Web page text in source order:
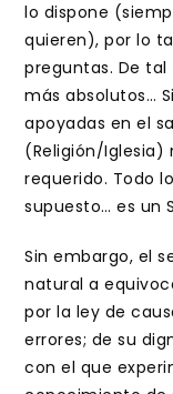
lo dispone
quieren), por lo
preguntas. De
más absolutos…
apoyadas en el
(Religión/
requerido. Todo
supuesto… es un
Sin embargo, el
natural a
por la ley de
errores; de su
con el que